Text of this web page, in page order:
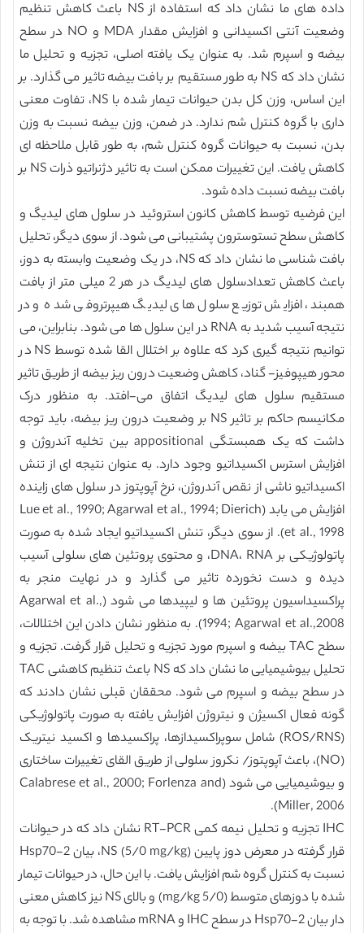
داده های ما نشان داد که استفاده از NS باعث کاهش تنظیم
وضعیت آنتی اکسیدانی و افزایش مقدار MDA و NO در سطح
بیضه و اسپرم شد. به عنوان یک یافته اصلی، تجزیه و تحلیل ما
نشان داد که NS به طور مستقیم بر بافت بیضه تاثیر می گذارد. بر
این اساس، وزن کل بدن حیوانات تیمار شده با NS، تفاوت معنی
داری با گروه کنترل شم ندارد. در ضمن، وزن بیضه نسبت به وزن
بدن، نسبت به حیوانات گروه کنترل شم، به طور قابل ملاحظه ای
کاهش یافت. این تغییرات ممکن است به تاثیر دژنراتیو ذرات NS بر
بافت بیضه نسبت داده شود.
این فرضیه توسط کاهش کانون استروئید در سلول های لیدیگ و
کاهش سطح تستوسترون پشتیبانی می شود. از سوی دیگر، تحلیل
بافت شناسی ما نشان داد که NS، در یک وضعیت وابسته به دوز،
باعث کاهش تعدادسلول های لیدیگ در هر 2 میلی متر از بافت
همبند، افزایش توزیع سلول های لیدیگ هیپرتروفی شده و در
نتیجه آسیب شدید به RNA در این سلول ها می شود. بنابراین، می
توانیم نتیجه گیری کرد که علاوه بر اختلال القا شده توسط NS در
محور هیپوفیز- گناد، کاهش وضعیت درون ریز بیضه از طریق تاثیر
مستقیم سلول های لیدیگ اتفاق می-افتد. به منظور درک
مکانیسم حاکم بر تاثیر NS بر وضعیت درون ریز بیضه، باید توجه
داشت که یک همبستگی appositional بین تخلیه آندروژن و
افزایش استرس اکسیداتیو وجود دارد. به عنوان نتیجه ای از تنش
اکسیداتیو ناشی از نقص آندروژن، نرخ آپوپتوز در سلول های زاینده
افزایش می یابد (Lue et al., 1990; Agarwal et al., 1994; Dierich
et al., 1998). از سوی دیگر، تنش اکسیداتیو ایجاد شده به صورت
پاتولوژیکی بر DNA، RNA، و محتوی پروتئین های سلولی آسیب
دیده و دست نخورده تاثیر می گذارد و در نهایت منجر به
پراکسیداسیون پروتئین ها و لیپیدها می شود (Agarwal et al.,
1994; Agarwal et al.,2008). به منظور نشان دادن این اختلالات،
سطح TAC بیضه و اسپرم مورد تجزیه و تحلیل قرار گرفت. تجزیه و
تحلیل بیوشیمیایی ما نشان داد که NS باعث تنظیم کاهشی TAC
در سطح بیضه و اسپرم می شود. محققان قبلی نشان دادند که
گونه فعال اکسیژن و نیتروژن افزایش یافته به صورت پاتولوژیکی
(ROS/RNS) شامل سوپراکسیدازها، پراکسیدها و اکسید نیتریک
(NO)، باعث آپوپتوز/ نکروز سلولی از طریق القای تغییرات ساختاری
و بیوشیمیایی می شود (Calabrese et al., 2000; Forlenza and
Miller, 2006).
IHC تجزیه و تحلیل نیمه کمی RT-PCR نشان داد که در حیوانات
قرار گرفته در معرض دوز پایین NS (5/0 mg/kg)، بیان Hsp70-2
نسبت به کنترل گروه شم افزایش یافت. با این حال، در حیوانات تیمار
شده با دوزهای متوسط (5/0 mg/kg) و بالای NS نیز کاهش معنی
دار بیان Hsp70-2 در سطح IHC و mRNA مشاهده شد. با توجه به